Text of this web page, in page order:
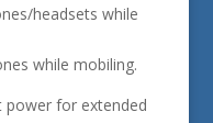
headsets while
while mobiling.
for extended